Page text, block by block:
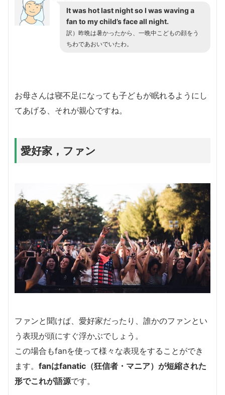
It was hot last night so I was waving a
fan to my child’s face all night.
訳）昨晩は暑かったから、一晩中こどもの顔をう
ちわであおいでいたわ。
お母さんは寝不足になっても子どもが眠れるようにし
てあげる、それが親心ですね。
愛好家，ファン
ファンと聞けば、愛好家だったり、誰かのファンとい
う表現が頭にすぐ浮かぶでしょう。
この場合もfanを使って様々な表現をすることができ
ます。 fanはfanatic（狂信者・マニア）が短縮された
形でこれが語源です。